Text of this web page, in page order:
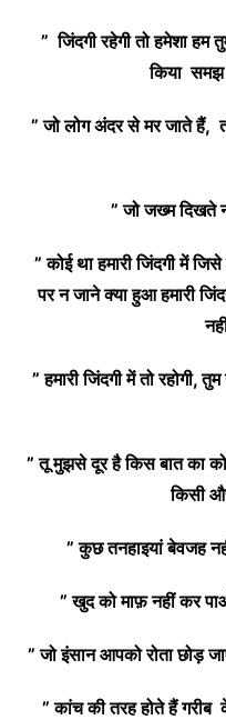
” जिंदगी रहेगी तो हमेशा हम
किया समझ
” जो लोग अंदर से मर जाते हैं,
” जो जख्म दिखते
” कोई था हमारी जिंदगी में
पर न जाने क्या हुआ हमारी
” हमारी जिंदगी में तो रहोगी,
” तू मुझसे दूर है किस बात का
किसी
” कुछ तनहाइयां बेवजह
” खुद को माफ़ नहीं कर
” जो इंसान आपको रोता छोड़
” कांच की तरह होते हैं